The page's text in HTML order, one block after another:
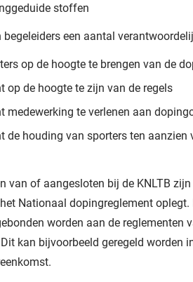
stoffen
een aantal
op de hoogte te brengen van de
op de hoogte te zijn van de regels
medewerking te verlenen aan
de houding van sporters ten aanzien
van of aangesloten bij de KNLTB
Nationaal dopingreglement
worden aan de reglementen
kan bijvoorbeeld geregeld worden